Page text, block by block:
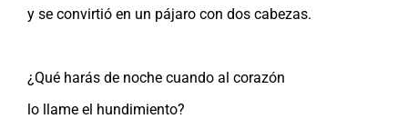
y se convirtió en un pájaro con dos cabezas.
¿Qué harás de noche cuando al corazón
lo llame el hundimiento?